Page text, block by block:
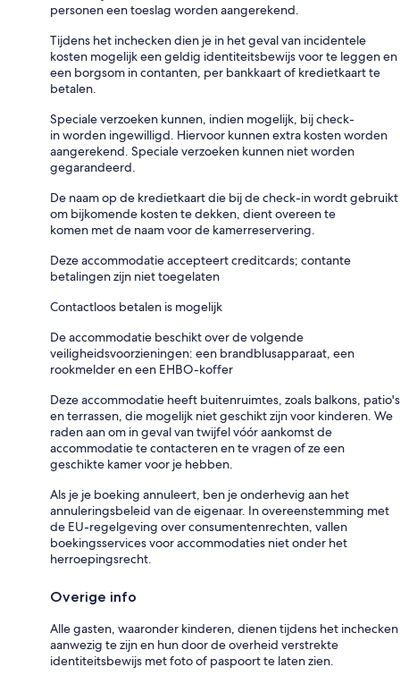
personen een toeslag worden aangerekend.
Tijdens het inchecken dien je in het geval van incidentele
kosten mogelijk een geldig identiteitsbewijs voor te leggen en
een borgsom in contanten, per bankkaart of kredietkaart te
betalen.
Speciale verzoeken kunnen, indien mogelijk, bij check-
in worden ingewilligd. Hiervoor kunnen extra kosten worden
aangerekend. Speciale verzoeken kunnen niet worden
gegarandeerd.
De naam op de kredietkaart die bij de check-in wordt gebruikt
om bijkomende kosten te dekken, dient overeen te
komen met de naam voor de kamerreservering.
Deze accommodatie accepteert creditcards; contante
betalingen zijn niet toegelaten
Contactloos betalen is mogelijk
De accommodatie beschikt over de volgende
veiligheidsvoorzieningen: een brandblusapparaat, een
rookmelder en een EHBO-koffer
Deze accommodatie heeft buitenruimtes, zoals balkons, patio's
en terrassen, die mogelijk niet geschikt zijn voor kinderen. We
raden aan om in geval van twijfel vóór aankomst de
accommodatie te contacteren en te vragen of ze een
geschikte kamer voor je hebben.
Als je je boeking annuleert, ben je onderhevig aan het
annuleringsbeleid van de eigenaar. In overeenstemming met
de EU-regelgeving over consumentenrechten, vallen
boekingsservices voor accommodaties niet onder het
herroepingsrecht.
Overige info
Alle gasten, waaronder kinderen, dienen tijdens het inchecken
aanwezig te zijn en hun door de overheid verstrekte
identiteitsbewijs met foto of paspoort te laten zien.